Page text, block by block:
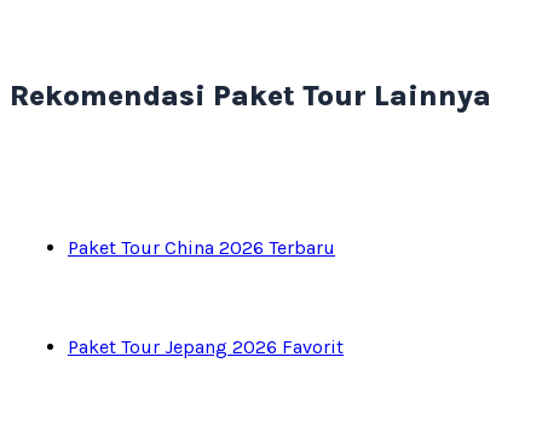
Rekomendasi Paket Tour Lainnya
Paket Tour China 2026 Terbaru
Paket Tour Jepang 2026 Favorit